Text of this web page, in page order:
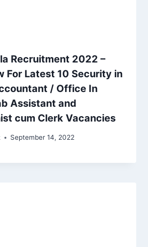
Recruitment 2022 –
For Latest 10 Security in
/ Office In
Assistant and
cum Clerk Vacancies
September 14, 2022